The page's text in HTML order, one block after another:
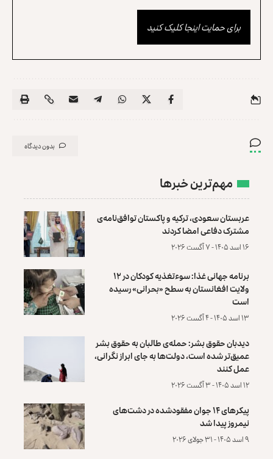
برای حمایت اینجا کلیک کنید
بدون دیدگاه
مهم‌ترین خبرها
عربستان سعودی، ترکیه و پاکستان توافق‌نامه‌ی
مشترک دفاعی امضا کردند
۱۶ اسد ۱۴۰۵ - ۷ آگست ۲۰۲۶
برنامه جهانی غذا: سوءتغذیه کودکان در ۱۲
ولایت افغانستان به سطح «بحرانی» رسیده
است
۱۳ اسد ۱۴۰۵ - ۴ آگست ۲۰۲۶
دیدبان حقوق بشر: حمله‌ی طالبان به حقوق بشر
عمیق‌تر شده است، دولت‌ها به جای ابراز نگرانی،
عمل کنند
۱۲ اسد ۱۴۰۵ - ۳ آگست ۲۰۲۶
پیکرهای ۱۴ جوان مفقودشده در دشت‌های
نیمروز پیدا شد
۹ اسد ۱۴۰۵ - ۳۱ جولای ۲۰۲۶